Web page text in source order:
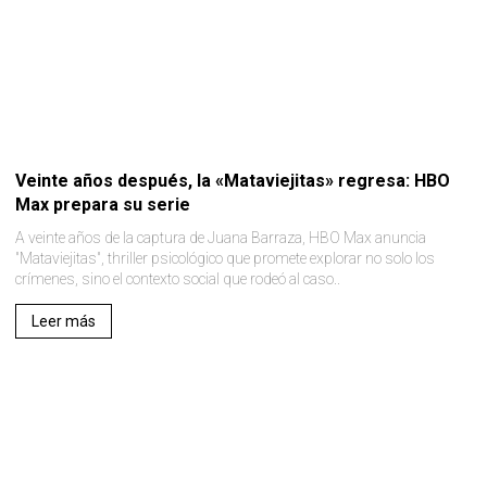
Veinte años después, la «Mataviejitas» regresa: HBO
Max prepara su serie
A veinte años de la captura de Juana Barraza, HBO Max anuncia
"Mataviejitas", thriller psicológico que promete explorar no solo los
crímenes, sino el contexto social que rodeó al caso..
Leer más